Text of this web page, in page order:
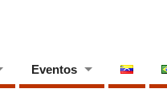
Eventos